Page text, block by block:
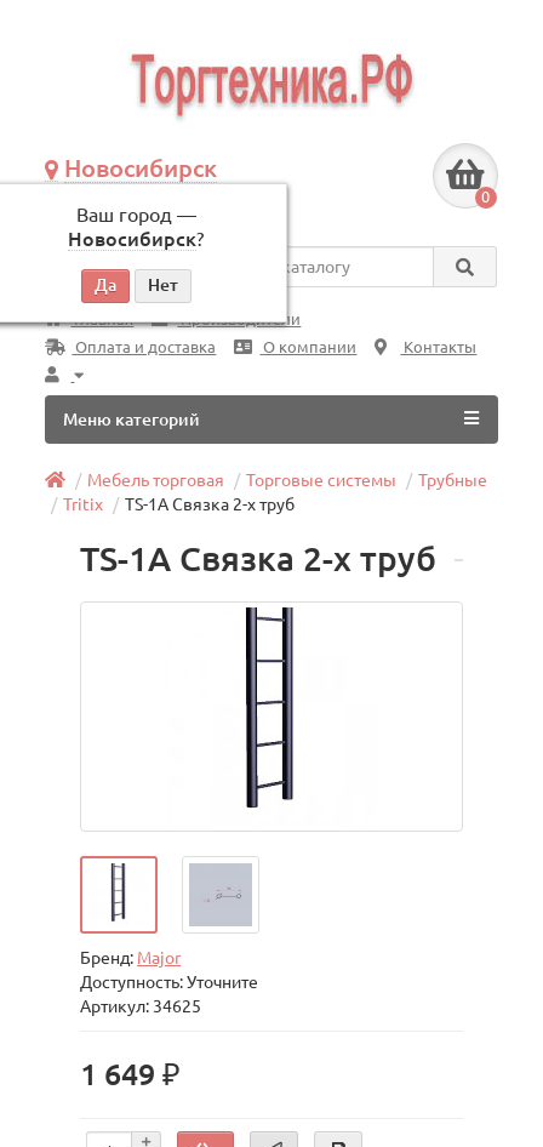
Новосибирск
Ваш город —
Новосибирск?
по будням, с 09:00 до 18:00
0
Везде
Главная
Производители
Оплата и доставка
О компании Контакты
Меню категорий
Мебель торговая Торговые системы
Трубные
Tritix
TS-1A Связка 2-х труб
TS-1A Связка 2-х труб
Бренд: Major
Доступность: Уточните
Артикул: 34625
1 649 ₽